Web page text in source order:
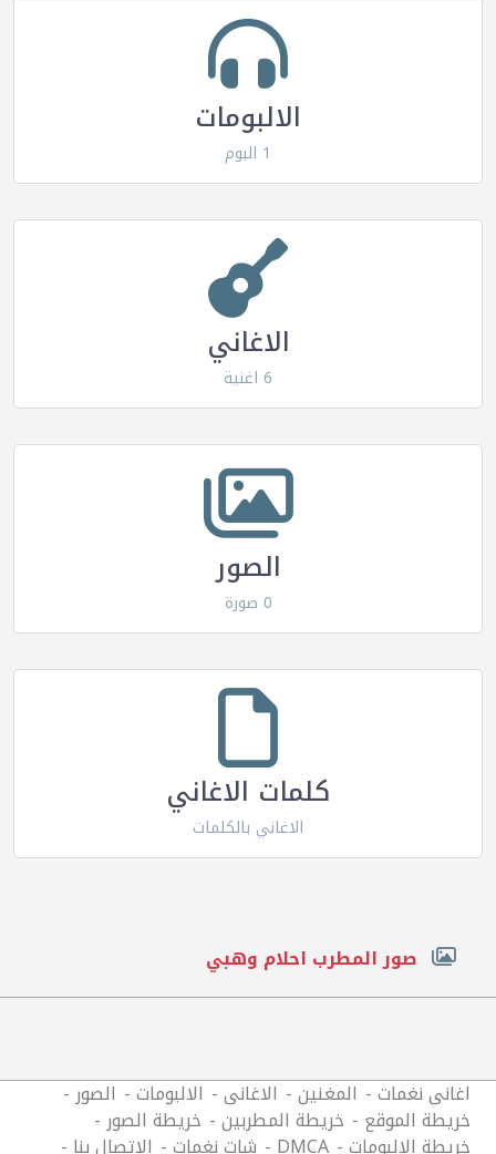
الالبومات
1 البوم
الاغاني
6 اغنية
الصور
0 صورة
كلمات الاغاني
الاغاني بالكلمات
صور المطرب احلام وهبي
اغانى نغمات المغنين الاغانى الالبومات الصور
خريطة الموقع خريطة المطربين خريطة الصور
خريطة الالبومات DMCA شات نغمات الاتصال بنا